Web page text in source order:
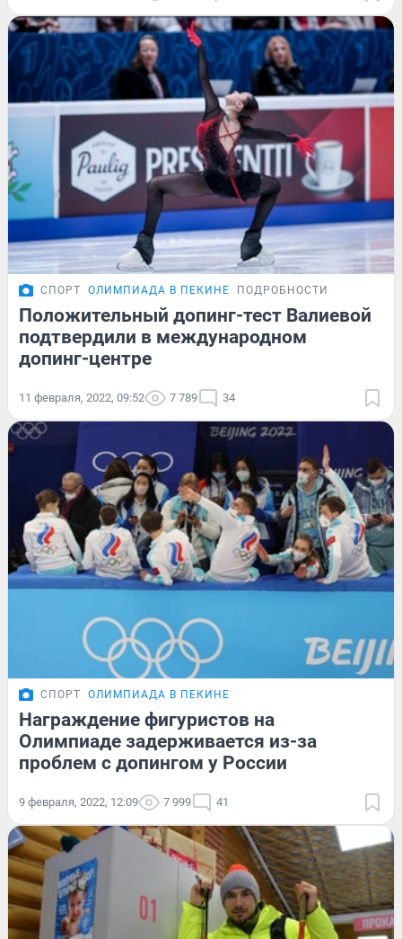
СПОРТ ОЛИМПИАДА В ПЕКИНЕ ПОДРОБНОСТИ
Положительный допинг-тест Валиевой
подтвердили в международном
допинг-центре
11 февраля, 2022, 09:52 7 789 34
СПОРТ ОЛИМПИАДА В ПЕКИНЕ
Награждение фигуристов на
Олимпиаде задерживается из-за
проблем с допингом у России
9 февраля, 2022, 12:09 7 999 41